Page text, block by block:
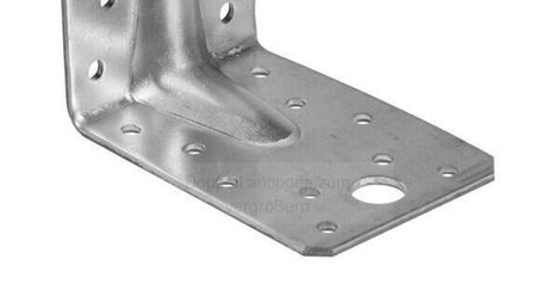
Doppelt antippen zum
vergrößern